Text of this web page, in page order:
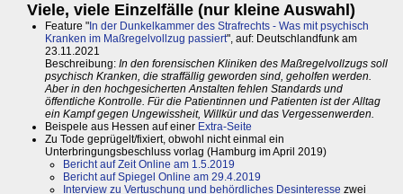
Viele, viele Einzelfälle (nur kleine Auswahl)
Feature " In der Dunkelkammer des Strafrechts - Was mit psychisch
Kranken im Maßregelvollzug passiert", auf: Deutschlandfunk am
23.11.2021
Beschreibung: In den forensischen Kliniken des Maßregelvollzugs soll
psychisch Kranken, die straffällig geworden sind, geholfen werden.
Aber in den hochgesicherten Anstalten fehlen Standards und
öffentliche Kontrolle. Für die Patientinnen und Patienten ist der Alltag
ein Kampf gegen Ungewissheit, Willkür und das Vergessenwerden.
Beispele aus Hessen auf einer Extra-Seite
Zu Tode geprügelt/fixiert, obwohl nicht einmal ein
Unterbringungsbeschluss vorlag (Hamburg im April 2019)
Bericht auf Zeit Online am 1.5.2019
Bericht auf Spiegel Online am 29.4.2019
Interview zu Vertuschung und behördliches Desinteresse zwei